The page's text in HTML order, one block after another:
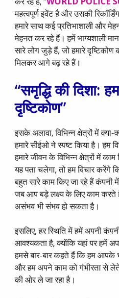
महत्वपूर्ण इवेंट है और उसकी
हमारे साथ कई प्रतिभाशाली और
मेहनत कर रहे हैं। हमें भाग्यशाली
सारे लोग जुड़े हैं, जो हमारे
मिलकर आगे बढ़ रहे हैं।
“समृद्धि की दिशा:
दृष्टिकोण”
इसके अलावा, विभिन्न क्षेत्रों में
हमारे सीईओ ने स्पष्ट किया है। हम
हमारे जीवन के विभिन्न क्षेत्रों में
यह पता चलेगा, तो हम विचार करेंगे
बहुत सारे काम किए जा रहे हैं कंपनी
जब आप बड़े लक्ष्य के लिए काम
असंभव भी संभव हो सकता है।
इसलिए, हर स्थिति में हमें अपनी
आवश्यकता है, क्योंकि यहां पर हमें
हमसे बार-बार कहते हैं कि हम आपके
और हम अपने काम को गंभीरता से
की ओर ले जा रहा है।